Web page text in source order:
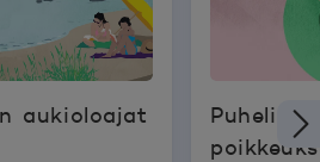
aukioloajat